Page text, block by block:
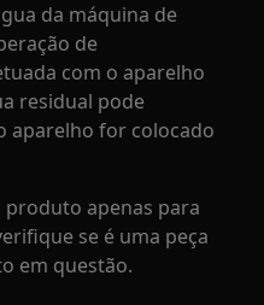
da máquina de
de
com o aparelho
residual pode
aparelho for colocado
apenas para
se é uma peça
em questão.